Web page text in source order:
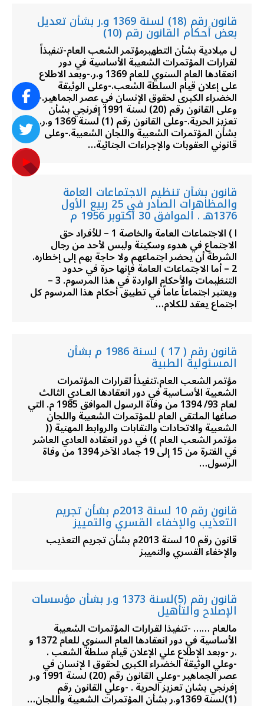
قانون رقم (18) لسنة 1369 و.ر بشأن تعديل
بعض أحكام القانون رقم (10)
ل ميلادية بشأن التطهيرمؤتمر الشعب العام-تنفيذاً
لقرارات المؤتمرات الشعبية الأساسية في دور
انعقادها العام السنوي للعام 1369 و.ر.-وبعد الاطلاع
على إعلان قيام السلطة الشعب.-وعلى الوثيقة
الخضراء الكبرى لحقوق الإنسان في عصر الجماهير.-
وعلى القانون رقم (20) لسنة 1991 إفرنجي بشأن
تعزيز الحرية.-وعلى القانون رقم (1) لسنة 1369 و.ر.
بشأن المؤتمرات الشعبية واللجان الشعبية.-وعلى
قانوني العقوبات والإجراءات الجنائية…
قانون بشأن تنظيم الاجتماعات العامة
والمظاهرات الصادر في 25 ربيع الأول
1376هـ . الموافق 30 أكتوبر 1956 م
ا ) الاجتماعات العامة والخاصة 1 – للأفراد حق
الاجتماع في هدوء وسكينة وليس لأحد من رجال
الشرطة أن يحضر اجتماعهم ولا حاجة بهم إلى إخطاره.
2 – أما الاجتماعات العامة فإنها حرة في حدود
التنظيمات والأحكام الواردة في هذا المرسوم. 3 –
ويعتبر اجتماعاً عاماً في تطبيق أحكام هذا المرسوم كل
اجتماع يعقد للكلام…
قانون رقم ( 17 ) لسنة 1986 م بشأن
المسئولية الطبية
مؤتمر الشعب العام،تنفيذاً لقرارات المؤتمرات
الشعبية الأسـاسية في دور انعقادها العـادي الثالث
لعام 93/ 1394 من وفاة الرسول الموافق 1985 م. التي
صاغها الملتقى العام للمؤتمرات الشعبية واللجان
الشعبية والاتحادات والنقابات والروابط المهنية ((
مؤتمر الشعب العام )) في دور انعقاده العادي العاشر
في الفترة من 15 إلى 19 جماد الآخر 1394 من وفاة
الرسول…
قانون رقم 10 لسنة 2013م بشأن تجريم
التعذيب والإخفاء القسري والتمييز
قانون رقم 10 لسنة 2013م بشأن تجريم التعذيب
والإخفاء القسري والتمييز
قانون رقم (5)لسنة 1373 و.ر بشأن مؤسسات
الإصلاح والتأهيل
مالعام …… -تنفيذا لقرارات المؤتمرات الشعبية
الأساسية في دور انعقادها العام السنوي للعام 1372 و
.ر -وبعد الإطلاع علي الإعلان قيام سلطة الشعب .
-وعلي الوثيقة الخضراء الكبرى لحقوق ا لإنسان في
عصر الجماهير -وعلي القانون رقم (20) لسنة 1991 و.ر
إفرنجي بشان تعزيز الحرية . -وعلي القانون رقم
(1)لسنة 1369و.ر بشأن المؤتمرات الشعبية واللجان…